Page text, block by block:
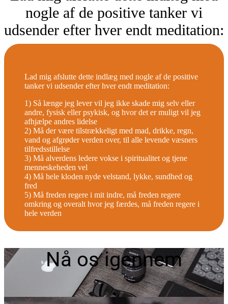
nogle af de positive tanker vi
udsender efter hver endt meditation:
Lad mig afslutte dette indlæg med nogle af de positive
tanker vi udsender efter hver endt meditation:
1) Så længe jeg lever vil jeg ikke skade mig selv eller
andre, fysisk eller psykisk, og hvor det er muligt vil jeg
afhjælpe andres lidelse
2) Må der være tilstrækkeligt med mad, drikke, regn,
vand og afgrøder verden over, til alle levende væsners
tilfredsstillelse
3) Må alverdens ledere vokse i spiritualitet og tjene
menneskeheden vel
4) Må hele kloden nyde velstand, lykke, sundhed og
fred
5) Må freden regere i mit indre, må freden regere
omkring og overalt hvor jeg færdes, må freden regere i
hele verden
Nå os igennem